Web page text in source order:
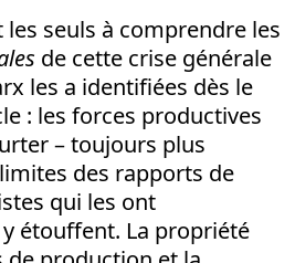
seuls à comprendre les
de cette crise générale
les a identifiées dès le
: les forces productives
– toujours plus
des rapports de
qui les ont
étouffent. La propriété